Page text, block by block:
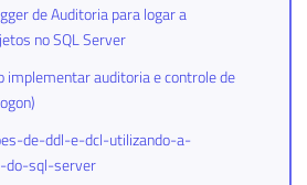
de Auditoria para logar a
no SQL Server
implementar auditoria e controle de
de-ddl-e-dcl-utilizando-a-
sql-server